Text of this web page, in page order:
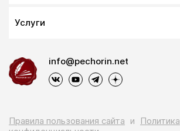
Услуги
info@pechorin.net
Правила пользования сайта и
Политика